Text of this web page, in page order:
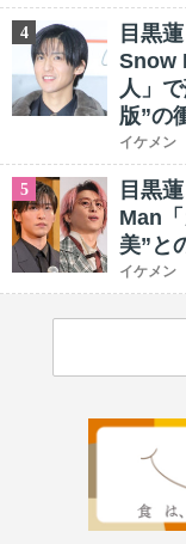
4
目黒
Snow
人」
版”の
イケメン
5
目黒
Man
美”と
イケメン